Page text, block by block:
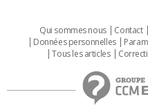
Qui sommes nous Contact
Données personnelles
Tous les articles